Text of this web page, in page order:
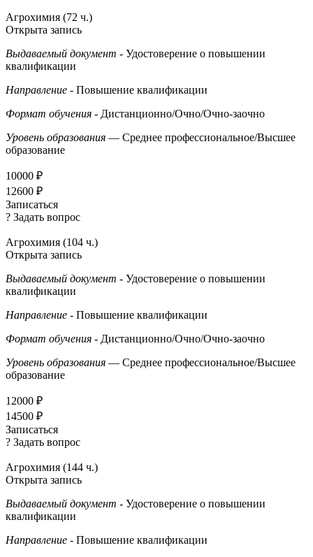
Агрохимия (72 ч.)
Открыта запись
Выдаваемый документ - Удостоверение о повышении
квалификации
Направление - Повышение квалификации
Формат обучения - Дистанционно/Очно/Очно-заочно
Уровень образования — Среднее профессиональное/Высшее
образование
10000 ₽
12600 ₽
Записаться
? Задать вопрос
Агрохимия (104 ч.)
Открыта запись
Выдаваемый документ - Удостоверение о повышении
квалификации
Направление - Повышение квалификации
Формат обучения - Дистанционно/Очно/Очно-заочно
Уровень образования — Среднее профессиональное/Высшее
образование
12000 ₽
14500 ₽
Записаться
? Задать вопрос
Агрохимия (144 ч.)
Открыта запись
Выдаваемый документ - Удостоверение о повышении
квалификации
Направление - Повышение квалификации